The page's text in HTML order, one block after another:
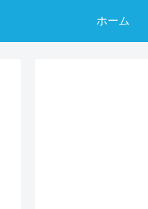
ホーム